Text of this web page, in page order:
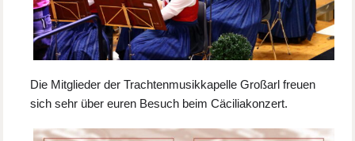
Die Mitglieder der Trachtenmusikkapelle Großarl freuen
sich sehr über euren Besuch beim Cäciliakonzert.